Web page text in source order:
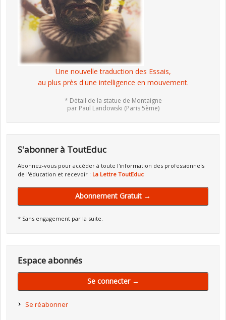
Une nouvelle traduction des Essais,
au plus près d'une intelligence en mouvement.
* Détail de la statue de Montaigne
par Paul Landowski (Paris 5ème)
S'abonner à ToutEduc
Abonnez-vous pour accéder à toute l'information des professionnels
de l'éducation et recevoir : La Lettre ToutEduc
Abonnement Gratuit →
* Sans engagement par la suite.
Espace abonnés
Se connecter →
Se réabonner